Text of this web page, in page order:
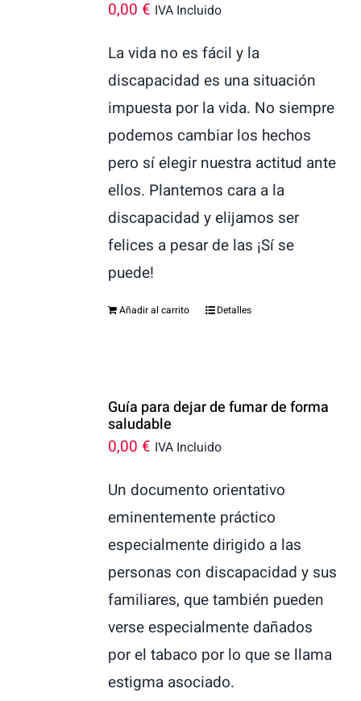
0,00 € IVA Incluido
La vida no es fácil y la
discapacidad es una situación
impuesta por la vida. No siempre
podemos cambiar los hechos
pero sí elegir nuestra actitud ante
ellos. Plantemos cara a la
discapacidad y elijamos ser
felices a pesar de las ¡Sí se
puede!
Añadir al carrito Detalles
Guía para dejar de fumar de forma
saludable
0,00 € IVA Incluido
Un documento orientativo
eminentemente práctico
especialmente dirigido a las
personas con discapacidad y sus
familiares, que también pueden
verse especialmente dañados
por el tabaco por lo que se llama
estigma asociado.